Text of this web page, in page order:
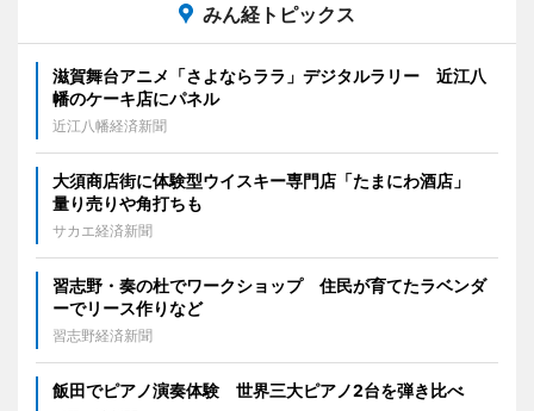
みん経トピックス
滋賀舞台アニメ「さよならララ」デジタルラリー 近江八
幡のケーキ店にパネル
近江八幡経済新聞
大須商店街に体験型ウイスキー専門店「たまにわ酒店」
量り売りや角打ちも
サカエ経済新聞
習志野・奏の杜でワークショップ 住民が育てたラベンダ
ーでリース作りなど
習志野経済新聞
飯田でピアノ演奏体験 世界三大ピアノ2台を弾き比べ